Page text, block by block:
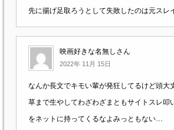
先に揚げ足取ろうとして失敗したのは元スレ
映画好きな名無しさん
2022年 11月 15日
なんか長文でキモい輩が発狂してるけど頭大
草まで生やしてわざわざまともサイトスレ叩
をネットに持ってくるなよみっともない…